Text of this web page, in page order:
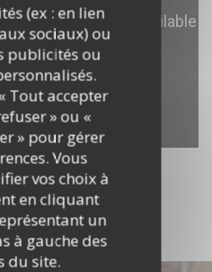
(ex : en lien
sociaux) ou
publicités ou
Tout accepter
» ou «
» pour gérer
Vous
vos choix à
en cliquant
un
à gauche des
du site.
LE LIEU